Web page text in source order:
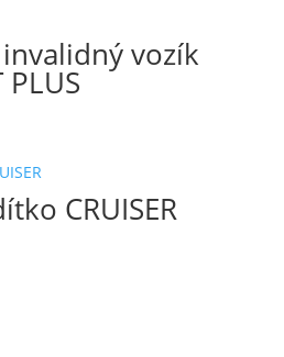
vozík
PLUS
CRUISER